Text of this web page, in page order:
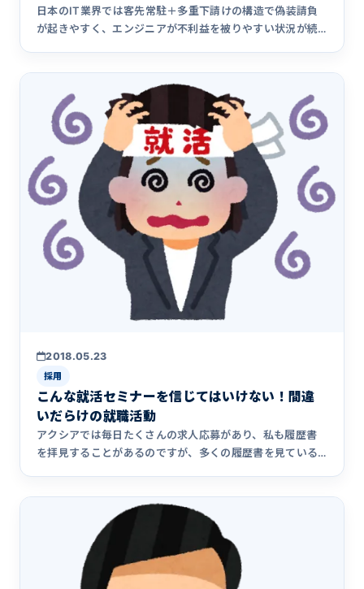
日本のIT業界では客先常駐＋多重下請けの構造で偽装請負
が起きやすく、エンジニアが不利益を被りやすい状況が続
2018.05.23
採用
こんな就活セミナーを信じてはいけない！間違
いだらけの就職活動
アクシアでは毎日たくさんの求人応募があり、私も履歴書
を拝見することがあるのですが、多くの履歴書を見ている